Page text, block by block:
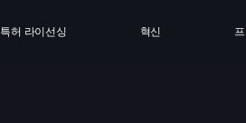
특허 라이선싱 혁신